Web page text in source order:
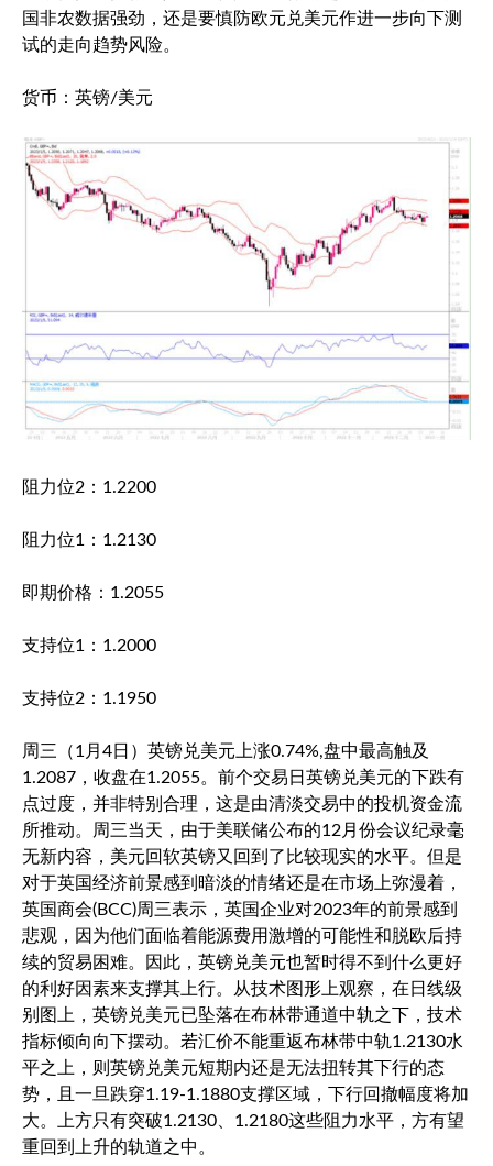
国非农数据强劲，还是要慎防欧元兑美元作进一步向下测
试的走向趋势风险。
货币：英镑/美元
阻力位2：1.2200
阻力位1：1.2130
即期价格：1.2055
支持位1：1.2000
支持位2：1.1950
周三（1月4日） 英镑兑美元 上涨0.74%,盘中最高触及
1.2087，收盘在1.2055。前个交易日 英镑兑美元的下跌有
点过度，并非特别合理，这是由清淡交易中的投机资金流
所推动。周三当天，由于美联储公布的12月份会议纪录毫
无新内容，美元回软英镑又回到了比较现实的水平。但是
对于英国经济前景感到暗淡的情绪还是在市场上弥漫着，
英国商会(BCC)周三表示，英国企业对2023年的前景感到
悲观，因为他们面临着能源费用激增的可能性和脱欧后持
续的贸易困难。因此， 英镑兑美元也暂时得不到什么更好
的利好因素来支撑其上行。从技术图形上观察，在日线级
别图上， 英镑兑美元已坠落在布林带通道中轨之下，技术
指标倾向向下摆动。若汇价不能重返布林带中轨1.2130水
平之上，则 英镑兑美元短期内还是无法扭转其下行的态
势，且一旦跌穿1.19-1.1880支撑区域，下行回撤幅度将加
大。上方只有突破1.2130、1.2180这些阻力水平，方有望
重回到上升的轨道之中。